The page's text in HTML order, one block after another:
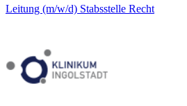
Leitung (m/w/d) Stabsstelle Recht